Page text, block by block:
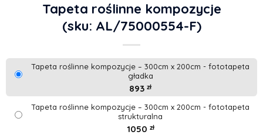
Tapeta roślinne kompozycje
(sku: AL/75000554-F)
Tapeta roślinne kompozycje – 300cm x 200cm - fototapeta
gładka
893 zł
Tapeta roślinne kompozycje – 300cm x 200cm - fototapeta
strukturalna
1050 zł